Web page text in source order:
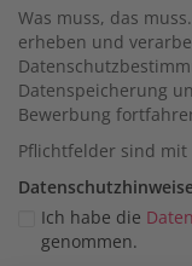
Was muss, das
erheben und
Datenspeicherung
Bewerbung
Pflichtfelder sind
Ich habe die
genommen.